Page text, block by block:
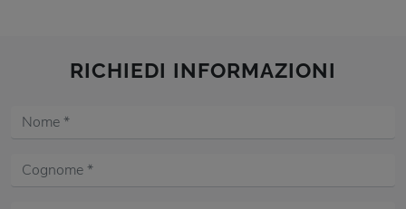
RICHIEDI INFORMAZIONI